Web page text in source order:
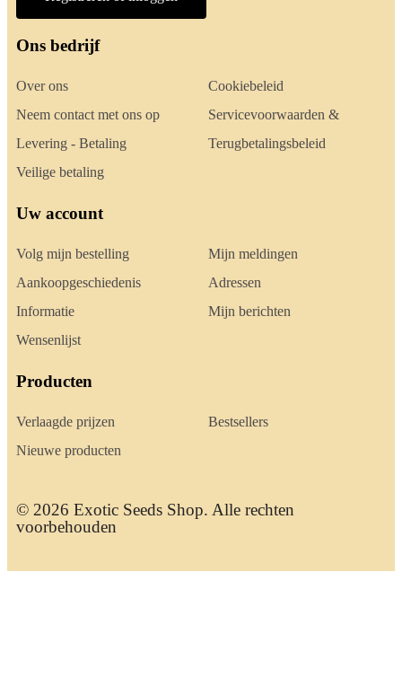
Ons bedrijf
Over ons
Neem contact met ons op
Levering - Betaling
Veilige betaling
Cookiebeleid
Servicevoorwaarden &
Terugbetalingsbeleid
Uw account
Volg mijn bestelling
Aankoopgeschiedenis
Informatie
Wensenlijst
Mijn meldingen
Adressen
Mijn berichten
Producten
Verlaagde prijzen
Nieuwe producten
Bestsellers
© 2026 Exotic Seeds Shop. Alle rechten
voorbehouden